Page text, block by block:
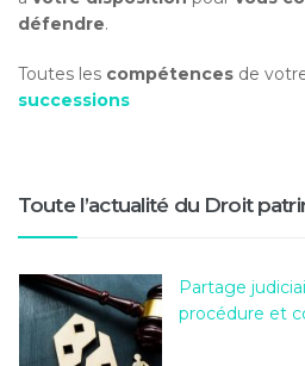
défendre.
Toutes les compétences de
successions
Toute l’actualité du Droit
Partage
procédure et